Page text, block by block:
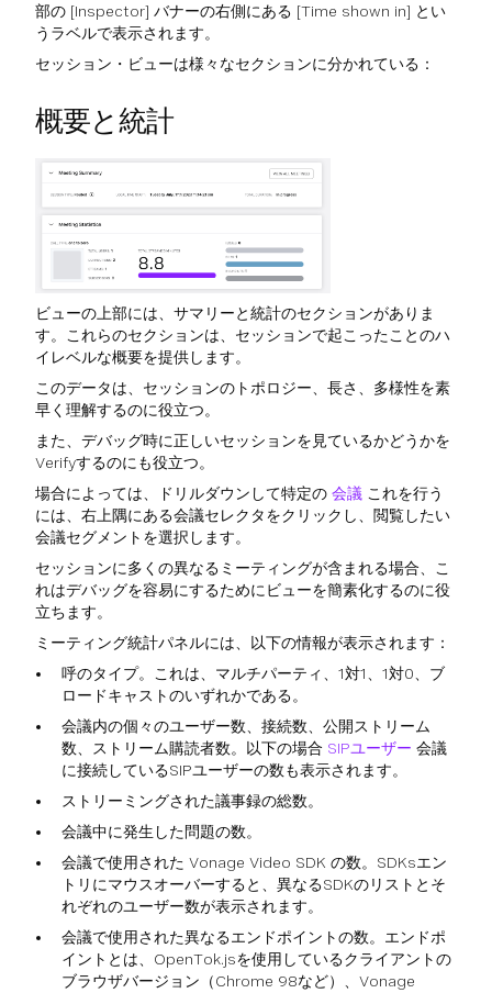
部の [Inspector] バナーの右側にある [Time shown in] とい
うラベルで表示されます。
セッション・ビューは様々なセクションに分かれている：
概要と統計
ビューの上部には、サマリーと統計のセクションがありま
す。これらのセクションは、セッションで起こったことのハ
イレベルな概要を提供します。
このデータは、セッションのトポロジー、長さ、多様性を素
早く理解するのに役立つ。
また、デバッグ時に正しいセッションを見ているかどうかを
Verifyするのにも役立つ。
場合によっては、ドリルダウンして特定の 会議 これを行う
には、右上隅にある会議セレクタをクリックし、閲覧したい
会議セグメントを選択します。
セッションに多くの異なるミーティングが含まれる場合、こ
れはデバッグを容易にするためにビューを簡素化するのに役
立ちます。
ミーティング統計パネルには、以下の情報が表示されます：
呼のタイプ。これは、マルチパーティ、1対1、1対0、ブ
ロードキャストのいずれかである。
会議内の個々のユーザー数、接続数、公開ストリーム
数、ストリーム購読者数。以下の場合 SIPユーザー 会議
に接続しているSIPユーザーの数も表示されます。
ストリーミングされた議事録の総数。
会議中に発生した問題の数。
会議で使用された Vonage Video SDK の数。SDKsエン
トリにマウスオーバーすると、異なるSDKのリストとそ
れぞれのユーザー数が表示されます。
会議で使用された異なるエンドポイントの数。エンドポ
イントとは、OpenTok.jsを使用しているクライアントの
ブラウザバージョン（Chrome 98など）、Vonage